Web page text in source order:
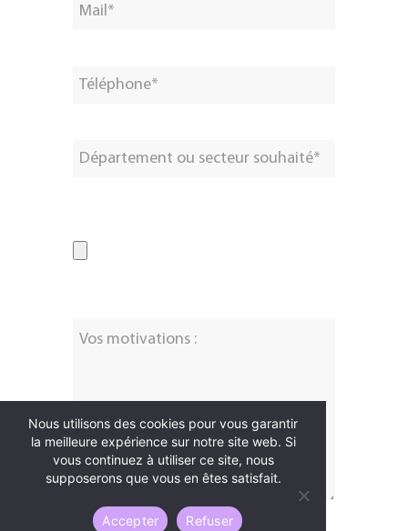
Nous utilisons des cookies pour vous garantir
la meilleure expérience sur notre site web. Si
vous continuez à utiliser ce site, nous
supposerons que vous en êtes satisfait.
Accepter Refuser